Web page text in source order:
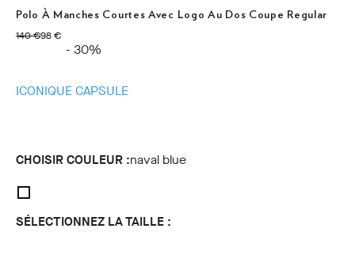
Polo À Manches Courtes Avec Logo Au Dos Coupe Regular
140 €
original price 140 €
98 €
current price 98 €
- 30%
ICONIQUE CAPSULE
CHOISIR COULEUR :naval blue
SÉLECTIONNEZ LA TAILLE :